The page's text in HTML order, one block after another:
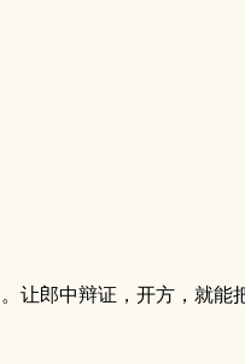
让郎中辩证，开方，就能